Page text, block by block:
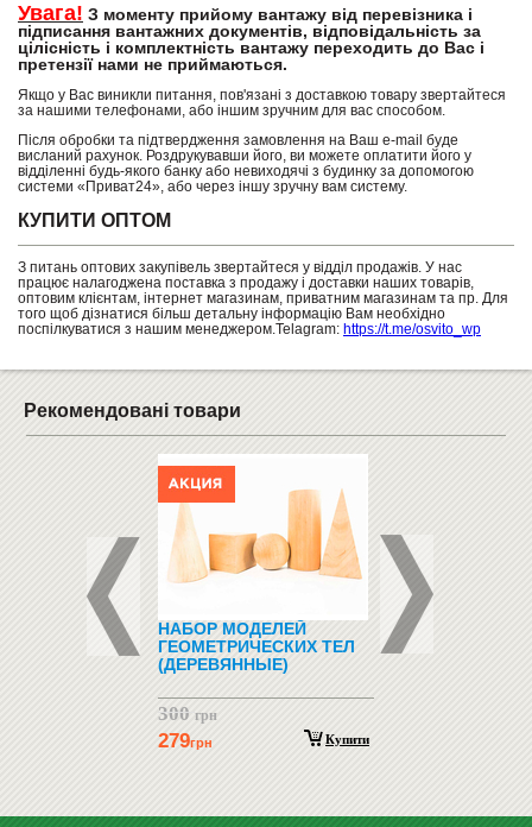
Увага! З моменту прийому вантажу від перевізника і
підписання вантажних документів, відповідальність за
цілісність і комплектність вантажу переходить до Вас і
претензії нами не приймаються.
Якщо у Вас виникли питання, пов'язані з доставкою товару звертайтеся
за нашими телефонами, або іншим зручним для вас способом.
Після обробки та підтвердження замовлення на Ваш e-mail буде
висланий рахунок. Роздрукувавши його, ви можете оплатити його у
відділенні будь-якого банку або невиходячі з будинку за допомогою
системи «Приват24», або через іншу зручну вам систему.
КУПИТИ ОПТОМ
З питань оптових закупівель звертайтеся у відділ продажів. У нас
працює налагоджена поставка з продажу і доставки наших товарів,
оптовим клієнтам, інтернет магазинам, приватним магазинам та пр. Для
того щоб дізнатися більш детальну інформацію Вам необхідно
поспілкуватися з нашим менеджером.Telagram: https://t.me/osvito_wp
Рекомендовані товари
ФАНЕРА
(КОМПЛЕКТ)
НАБОР МОДЕЛЕЙ
ГЕОМЕТРИЧЕСКИХ ТЕЛ
(ДЕРЕВЯННЫЕ)
300 грн
279грн Купити
ВІШАЛКА
ДСП "31004"